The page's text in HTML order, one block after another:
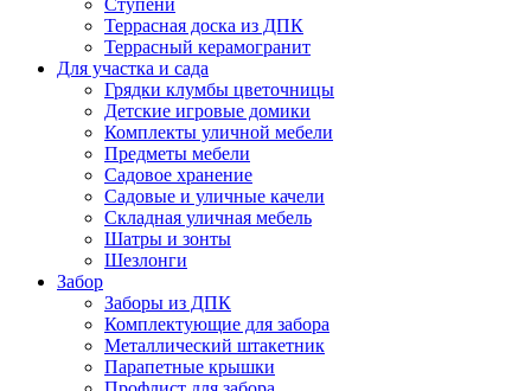
Ступени
Террасная доска из ДПК
Террасный керамогранит
Для участка и сада
Грядки клумбы цветочницы
Детские игровые домики
Комплекты уличной мебели
Предметы мебели
Садовое хранение
Садовые и уличные качели
Складная уличная мебель
Шатры и зонты
Шезлонги
Забор
Заборы из ДПК
Комплектующие для забора
Металлический штакетник
Парапетные крышки